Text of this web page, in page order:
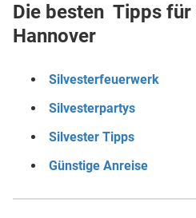
Die besten Tipps für
Hannover
Silvesterfeuerwerk
Silvesterpartys
Silvester Tipps
Günstige Anreise